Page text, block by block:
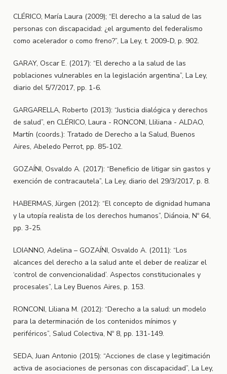
CLÉRICO, María Laura (2009); “El derecho a la salud de las
personas con discapacidad: ¿el argumento del federalismo
como acelerador o como freno?”, La Ley, t. 2009-D, p. 902.
GARAY, Oscar E. (2017): “El derecho a la salud de las
poblaciones vulnerables en la legislación argentina”, La Ley,
diario del 5/7/2017, pp. 1-6.
GARGARELLA, Roberto (2013): “Justicia dialógica y derechos
de salud”, en CLÉRICO, Laura - RONCONI, Lliliana - ALDAO,
Martín (coords.): Tratado de Derecho a la Salud, Buenos
Aires, Abeledo Perrot, pp. 85-102.
GOZAÍNI, Osvaldo A. (2017): “Beneficio de litigar sin gastos y
exención de contracautela”, La Ley, diario del 29/3/2017, p. 8.
HABERMAS, Jürgen (2012): “El concepto de dignidad humana
y la utopía realista de los derechos humanos”, Diánoia, Nº 64,
pp. 3-25.
LOIANNO, Adelina – GOZAÍNI, Osvaldo A. (2011): “Los
alcances del derecho a la salud ante el deber de realizar el
‘control de convencionalidad’. Aspectos constitucionales y
procesales”, La Ley Buenos Aires, p. 153.
RONCONI, Liliana M. (2012): “Derecho a la salud: un modelo
para la determinación de los contenidos mínimos y
periféricos”, Salud Colectiva, Nº 8, pp. 131-149.
SEDA, Juan Antonio (2015): “Acciones de clase y legitimación
activa de asociaciones de personas con discapacidad”, La Ley,